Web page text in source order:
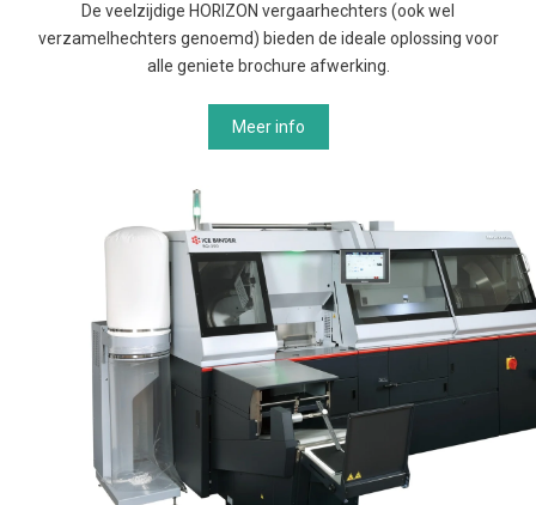
De veelzijdige HORIZON vergaarhechters (ook wel
verzamelhechters genoemd) bieden de ideale oplossing voor
alle geniete brochure afwerking.
Meer info